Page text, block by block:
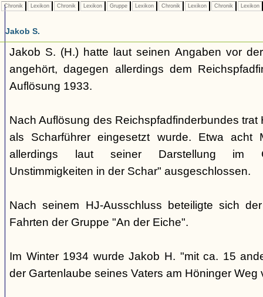
Chronik Lexikon Chronik Lexikon Gruppe Lexikon Chronik Lexikon Chronik Lexikon
Jakob S.
Jakob S. (H.) hatte laut seinen Angaben vor
angehört, dagegen allerdings dem
Auflösung 1933.
Nach Auflösung des Reichspfadfinderbundes trat
als Scharführer eingesetzt wurde. Etwa acht
allerdings laut seiner Darstellung im
Unstimmigkeiten in der Schar" ausgeschlossen.
Nach seinem HJ-Ausschluss beteiligte sich
Fahrten der Gruppe "An der Eiche".
Im Winter 1934 wurde Jakob H. "mit ca. 15
der Gartenlaube seines Vaters am Höninger Weg